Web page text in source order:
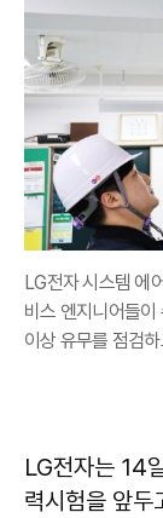
LG전자 시스템 에
비스 엔지니어들이
이상 유무를 점검
LG전자는 14
력시험을 앞두